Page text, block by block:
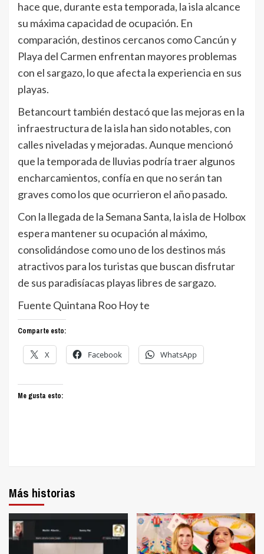
hace que, durante esta temporada, la isla alcance
su máxima capacidad de ocupación. En
comparación, destinos cercanos como Cancún y
Playa del Carmen enfrentan mayores problemas
con el sargazo, lo que afecta la experiencia en sus
playas.
Betancourt también destacó que las mejoras en la
infraestructura de la isla han sido notables, con
calles niveladas y mejoradas. Aunque mencionó
que la temporada de lluvias podría traer algunos
encharcamientos, confía en que no serán tan
graves como los que ocurrieron el año pasado.
Con la llegada de la Semana Santa, la isla de Holbox
espera mantener su ocupación al máximo,
consolidándose como uno de los destinos más
atractivos para los turistas que buscan disfrutar
de sus paradisíacas playas libres de sargazo.
Fuente Quintana Roo Hoy te
Comparte esto:
X Facebook WhatsApp
Me gusta esto:
Más historias